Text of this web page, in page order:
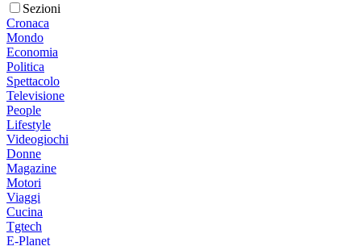
Sezioni
Cronaca
Mondo
Economia
Politica
Spettacolo
Televisione
People
Lifestyle
Videogiochi
Donne
Magazine
Motori
Viaggi
Cucina
Tgtech
E-Planet